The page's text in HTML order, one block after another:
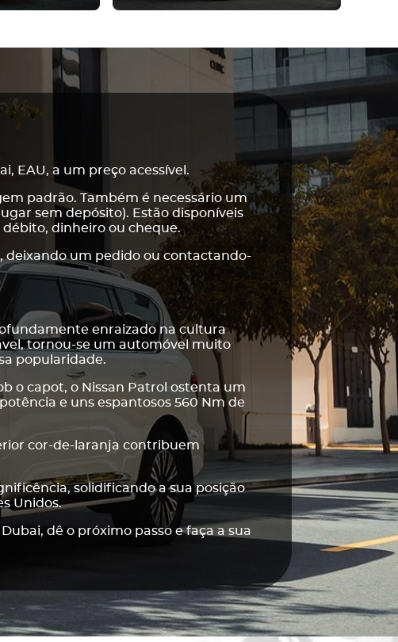
EAU, a um preço acessível.
padrão. Também é necessário um
sem depósito). Estão disponíveis
dinheiro ou cheque.
deixando um pedido ou contactando-
enraizado na cultura
tornou-se um automóvel muito
popularidade.
o capot, o Nissan Patrol ostenta um
e uns espantosos 560 Nm de
cor-de-laranja contribuem
solidificando a sua posição
Unidos.
dê o próximo passo e faça a sua